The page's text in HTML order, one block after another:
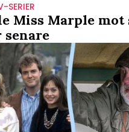
SERIER
Miss Marple
senare